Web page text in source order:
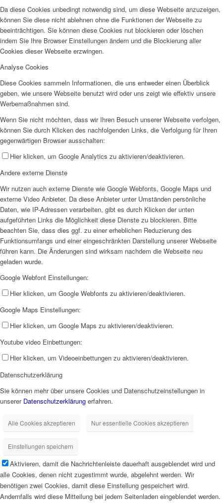
Da diese Cookies unbedingt notwendig sind, um diese Webseite anzuzeigen,
können Sie diese nicht ablehnen ohne die Funktionen der Webseite zu
beeinträchtigen. Sie können diese Cookies nut blockieren oder löschen
indem Sie Ihre Browser Einstellungen ändern und die Blockierung aller
Cookies dieser Webseite erzwingen.
Analyse Cookies
Diese Cookies sammeln Informationen, die uns entweder einen Überblick
geben, wie unsere Webseite benutzt wird oder uns zeigt wie effektiv unsere
Werbemaßnahmen sind.
Wenn Sie nicht möchten, dass wir Ihren Besuch unserer Webseite verfolgen,
können Sie durch Klicken des nachfolgenden Links, die Verfolgung für Ihren
gegenwärtigen Browser ausschalten:
Hier klicken, um Google Analytics zu aktivieren/deaktivieren.
Andere externe Dienste
Wir nutzen auch externe Dienste wie Google Webfonts, Google Maps und
externe Video Anbieter. Da diese Anbieter unter Umständen persönliche
Daten, wie IP-Adressen verarbeiten, gibt es durch Klicken der unten
aufgeführten Links die Möglichkeit diese Dienste zu blockieren. Bitte
beachten Sie, dass dies ggf. zu einer erheblichen Reduzierung des
Funktionsumfangs und einer eingeschränkten Darstellung unserer Webseite
führen kann. Die Änderungen sind wirksam nachdem die Webseite neu
geladen wurde.
Google Webfont Einstellungen:
Hier klicken, um Google Webfonts zu aktivieren/deaktivieren.
Google Maps Einstellungen:
Hier klicken, um Google Maps zu aktivieren/deaktivieren.
Youtube video Einbettungen:
Hier klicken, um Videoeinbettungen zu aktivieren/deaktivieren.
Datenschutzerklärung
Sie können mehr über unsere Cookies und Datenschutzeinstellungen in
unserer Datenschutzerklärung erfahren.
Alle Cookies akzeptieren Nur essentielle Cookies akzeptieren
Einstellungen speichern
Aktivieren, damit die Nachrichtenleiste dauerhaft ausgeblendet wird und
alle Cookies, denen nicht zugestimmt wurde, abgelehnt werden. Wir
benötigen zwei Cookies, damit diese Einstellung gespeichert wird.
Andernfalls wird diese Mitteilung bei jedem Seitenladen eingeblendet werden.